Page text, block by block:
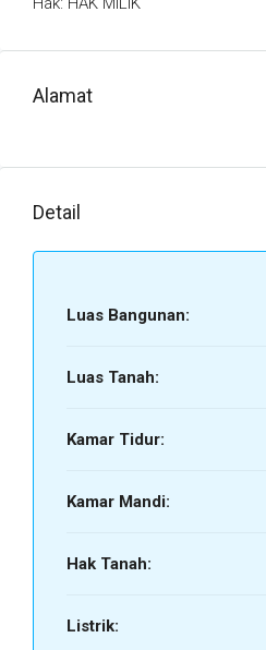
Alamat
Detail
Luas Bangunan:
Luas Tanah:
Kamar Tidur:
Kamar Mandi:
Hak Tanah:
Listrik: